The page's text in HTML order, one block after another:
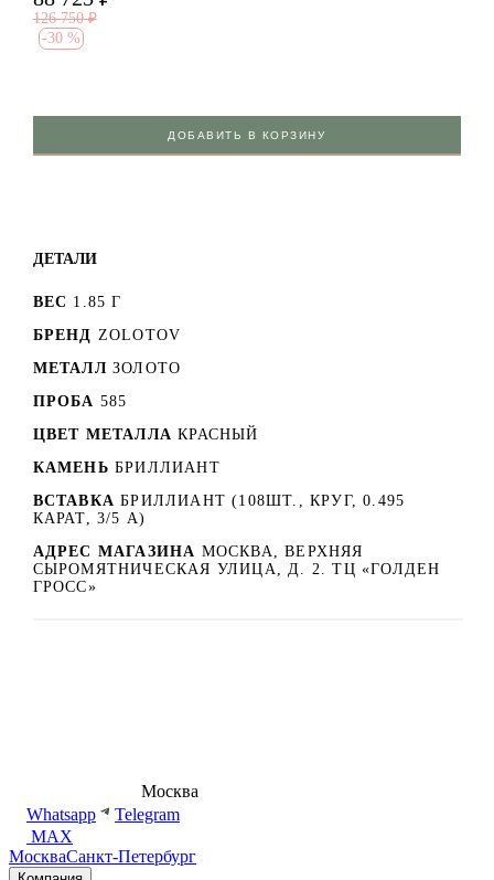
126 750 ₽
-30 %
ДОБАВИТЬ В КОРЗИНУ
ДЕТАЛИ
ВЕС 1.85 Г
БРЕНД ZOLOTOV
МЕТАЛЛ ЗОЛОТО
ПРОБА 585
ЦВЕТ МЕТАЛЛА КРАСНЫЙ
КАМЕНЬ БРИЛЛИАНТ
ВСТАВКА БРИЛЛИАНТ (108ШТ., КРУГ, 0.495
КАРАТ, 3/5 А)
АДРЕС МАГАЗИНА МОСКВА, ВЕРХНЯЯ
СЫРОМЯТНИЧЕСКАЯ УЛИЦА, Д. 2. ТЦ «ГОЛДЕН
ГРОСС»
Москва
Whatsapp
Telegram
MAX
МоскваСанкт-Петербург